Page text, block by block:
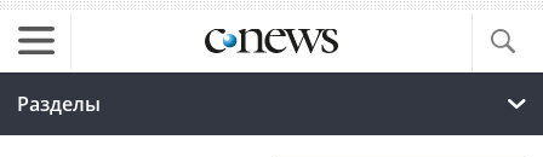
Разделы